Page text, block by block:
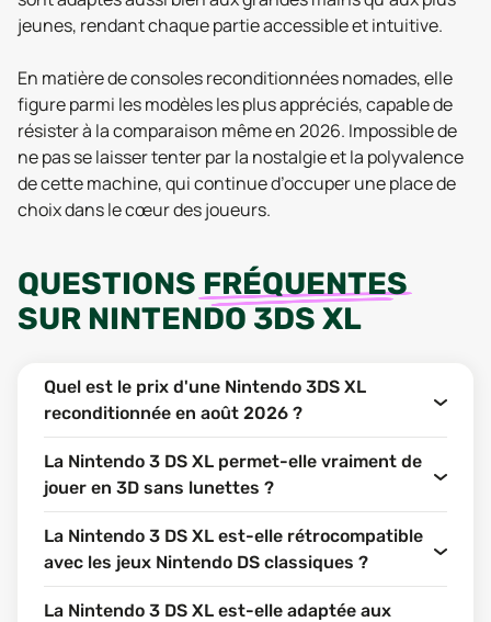
jeunes, rendant chaque partie accessible et intuitive.
En matière de consoles reconditionnées nomades, elle
figure parmi les modèles les plus appréciés, capable de
résister à la comparaison même en 2026. Impossible de
ne pas se laisser tenter par la nostalgie et la polyvalence
de cette machine, qui continue d’occuper une place de
choix dans le cœur des joueurs.
QUESTIONS FRÉQUENTES
SUR NINTENDO 3DS XL
Quel est le prix d'une Nintendo 3DS XL
reconditionnée en août 2026 ?
La Nintendo 3 DS XL permet-elle vraiment de
jouer en 3D sans lunettes ?
La Nintendo 3 DS XL est-elle rétrocompatible
avec les jeux Nintendo DS classiques ?
La Nintendo 3 DS XL est-elle adaptée aux